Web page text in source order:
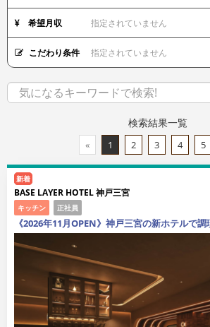
希望月収 指定されていません
こだわり条件 指定されていません
検索結果一覧
« 1 2 3 4 5
新着
BASE LAYER HOTEL 神戸三宮
キッチン 正社員
《2026年11月OPEN》神戸三宮の新ホテルで